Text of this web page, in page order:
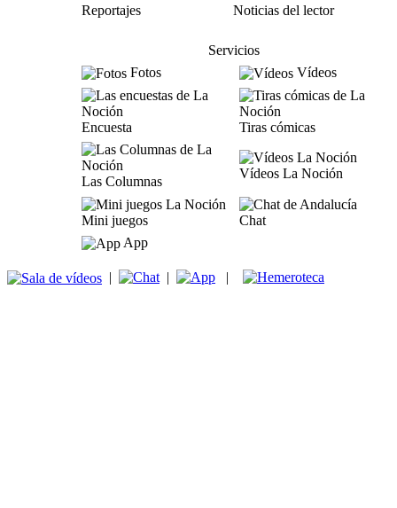
Reportajes
Noticias del lector
Servicios
Fotos
Vídeos
Encuesta Tiras cómicas
Las Columnas
Vídeos La Noción
Mini juegos
Chat
App
| | |